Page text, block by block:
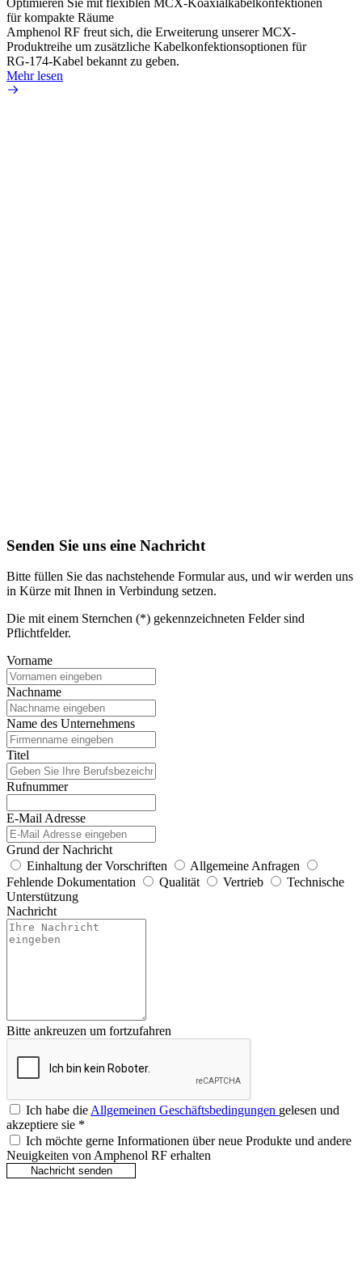
Optimieren Sie mit flexiblen MCX-Koaxialkabelkonfektionen
für kompakte Räume
Amphenol RF freut sich, die Erweiterung unserer MCX-
Produktreihe um zusätzliche Kabelkonfektionsoptionen für
RG-174-Kabel bekannt zu geben.
Mehr lesen
Senden Sie uns eine Nachricht
Bitte füllen Sie das nachstehende Formular aus, und wir werden uns
in Kürze mit Ihnen in Verbindung setzen.
Die mit einem Sternchen (*) gekennzeichneten Felder sind
Pflichtfelder.
Vorname
Nachname
Name des Unternehmens
Titel
Rufnummer
E-Mail Adresse
Grund der Nachricht
Einhaltung der Vorschriften
Allgemeine Anfragen
Fehlende Dokumentation
Qualität Vertrieb
Technische
Unterstützung
Nachricht
Bitte ankreuzen um fortzufahren
Ich habe dieAllgemeinen Geschäftsbedingungen gelesen und
akzeptiere sie *
Ich möchte gerne Informationen über neue Produkte und andere
Neuigkeiten von Amphenol RF erhalten